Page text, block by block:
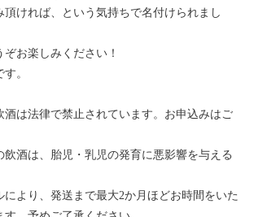
頂ければ、という気持ちで名付けられまし
お楽しみください！
。
は法律で禁止されています。お申込みはご
酒は、胎児・乳児の発育に悪影響を与える
より、発送まで最大2か月ほどお時間をいた